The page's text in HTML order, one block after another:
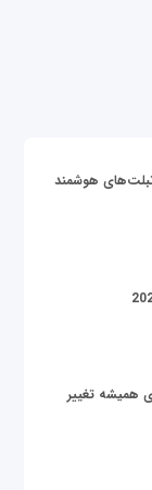
هوشمند
همیشه تغییر